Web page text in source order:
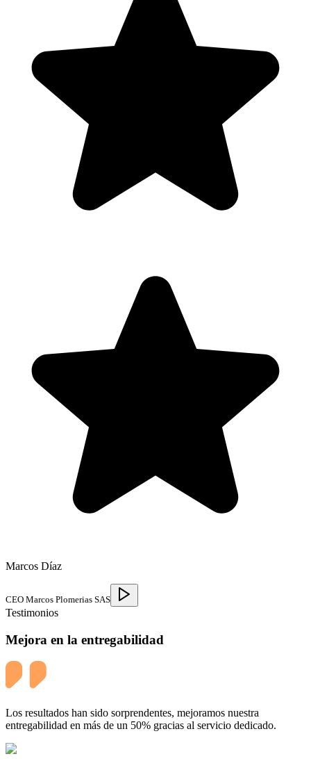
Marcos Díaz
CEO Marcos Plomerias SAS
Testimonios
Mejora en la entregabilidad
Los resultados han sido sorprendentes, mejoramos nuestra
entregabilidad en más de un 50% gracias al servicio dedicado.